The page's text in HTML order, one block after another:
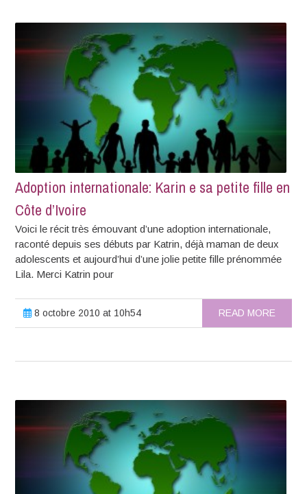
Adoption internationale: Karin e sa petite fille en
Côte d’Ivoire
Voici le récit très émouvant d’une adoption internationale,
raconté depuis ses débuts par Katrin, déjà maman de deux
adolescents et aujourd’hui d’une jolie petite fille prénommée
Lila. Merci Katrin pour
8 octobre 2010 at 10h54 READ MORE